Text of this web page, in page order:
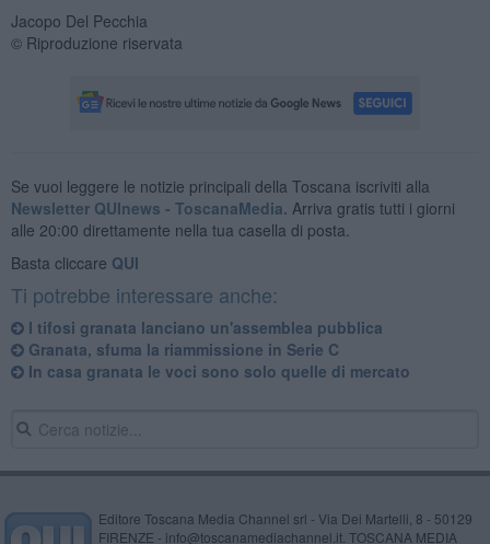
Jacopo Del Pecchia
© Riproduzione riservata
Se vuoi leggere le notizie principali della Toscana iscriviti alla
Newsletter QUInews - ToscanaMedia. Arriva gratis tutti i giorni
alle 20:00 direttamente nella tua casella di posta.
Basta cliccare QUI
Ti potrebbe interessare anche:
I tifosi granata lanciano un'assemblea pubblica
Granata, sfuma la riammissione in Serie C
In casa granata le voci sono solo quelle di mercato
Editore Toscana Media Channel srl - Via Dei Martelli, 8 - 50129
FIRENZE - info@toscanamediachannel.it. TOSCANA MEDIA